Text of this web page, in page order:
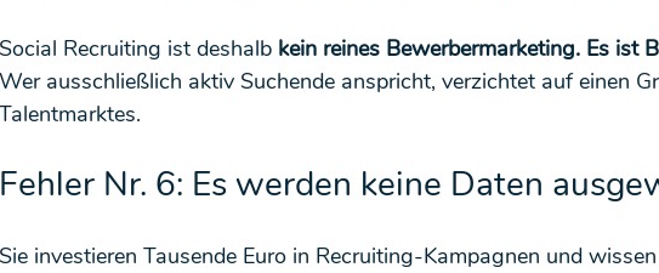
Social Recruiting ist deshalb kein reines Bewerbermarketing. Es ist
Wer ausschließlich aktiv Suchende anspricht, verzichtet auf einen
Talentmarktes.
Fehler Nr. 6: Es werden keine Daten
Sie investieren Tausende Euro in Recruiting-Kampagnen und